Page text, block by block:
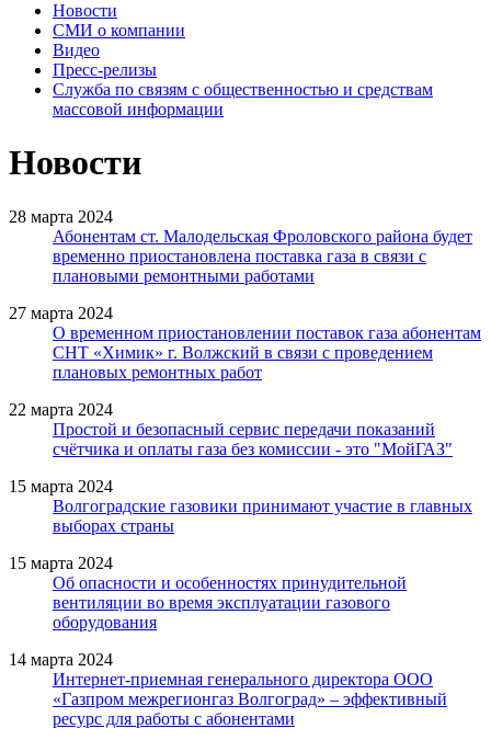
Новости
СМИ о компании
Видео
Пресс-релизы
Служба по связям с общественностью и средствам
массовой информации
Новости
28 марта 2024
Абонентам ст. Малодельская Фроловского района будет
временно приостановлена поставка газа в связи с
плановыми ремонтными работами
27 марта 2024
О временном приостановлении поставок газа абонентам
СНТ «Химик» г. Волжский в связи с проведением
плановых ремонтных работ
22 марта 2024
Простой и безопасный сервис передачи показаний
счётчика и оплаты газа без комиссии - это "МойГАЗ"
15 марта 2024
Волгоградские газовики принимают участие в главных
выборах страны
15 марта 2024
Об опасности и особенностях принудительной
вентиляции во время эксплуатации газового
оборудования
14 марта 2024
Интернет-приемная генерального директора ООО
«Газпром межрегионгаз Волгоград» – эффективный
ресурс для работы с абонентами